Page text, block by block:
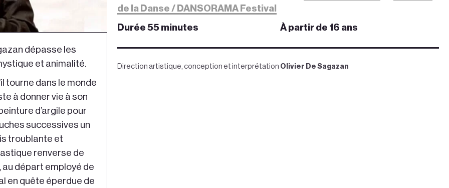
dépasse les
et animalité.
tourne dans le monde
à donner vie à son
d’argile pour
successives un
troublante et
renverse de
au départ employé de
en quête éperdue de
de la Danse / DANSORAMA Festival
Durée 55 minutes
À partir de 16 ans
Direction artistique, conception et interprétation Olivier De Sagazan